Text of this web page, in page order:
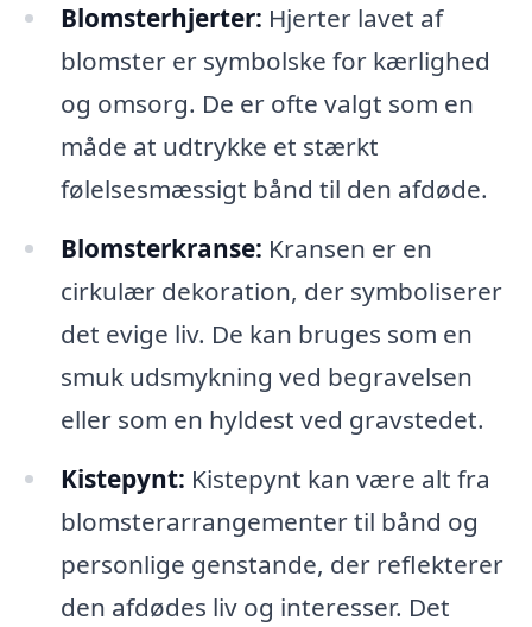
Blomsterhjerter: Hjerter lavet af
blomster er symbolske for kærlighed
og omsorg. De er ofte valgt som en
måde at udtrykke et stærkt
følelsesmæssigt bånd til den afdøde.
Blomsterkranse: Kransen er en
cirkulær dekoration, der symboliserer
det evige liv. De kan bruges som en
smuk udsmykning ved begravelsen
eller som en hyldest ved gravstedet.
Kistepynt: Kistepynt kan være alt fra
blomsterarrangementer til bånd og
personlige genstande, der reflekterer
den afdødes liv og interesser. Det